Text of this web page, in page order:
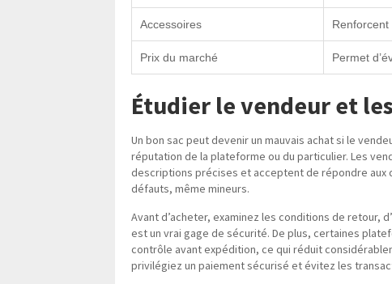
Accessoires
Prix du marché Permet
Étudier le vendeur et
Un bon sac peut devenir un mauvais achat si le
réputation de la plateforme ou du particulier. Les
descriptions précises et acceptent de répondre aux
défauts, même mineurs.
Avant d’acheter, examinez les conditions de retour,
est un vrai gage de sécurité. De plus, certaines
contrôle avant expédition, ce qui réduit
privilégiez un paiement sécurisé et évitez les